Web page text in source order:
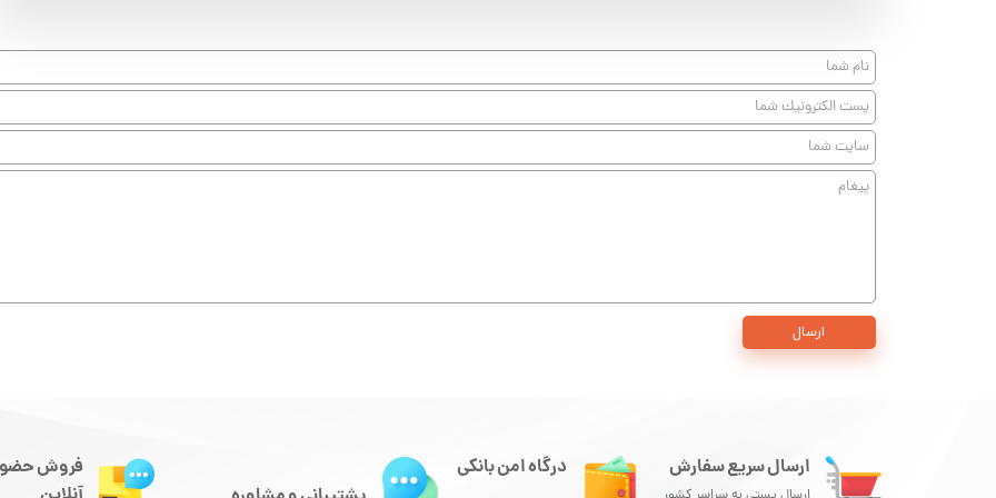
ارسال
ارسال سریع سفارش
درگاه امن بانکی
فروش